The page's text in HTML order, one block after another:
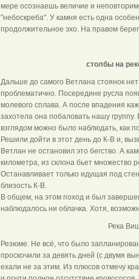
мере осознаешь величие и
"небоскреба". У камня есть одна
продолжительное эхо. На правом
столбы на
Дальше до самого Ветлана стоянок
проблематично. Посередине русла
молевого сплава. А после впадения
захотела она побаловать нашу
взглядом можно было наблюдать, как
Решили дойти в этот день до К-В и,
Ветлан не остановил это бегство. А
километра, из склона бьет множество
Останавливает только идущая под
близость К-В.
В общем, на этом поход и был
наблюдалось ни облачка. Хотя,
Река
Резюме. Не всё, что было
проскочили за девять дней (с двумя
ехали не за этим. Из плюсов отмечу